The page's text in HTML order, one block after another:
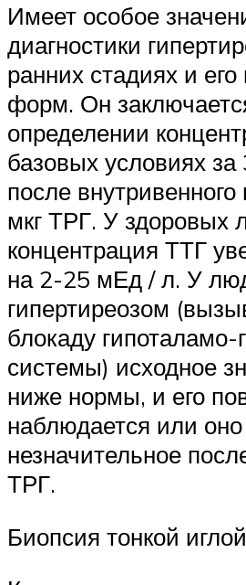
Имеет особое
диагностики
ранних стадиях и
форм. Он
определении
базовых условиях за
после
мкг ТРГ. У здоровых
концентрация ТТГ
на 2-25 мЕд / л. У
гипертиреозом
блокаду
системы) исходное
ниже нормы, и его
наблюдается или оно
незначительное
ТРГ.
Биопсия тонкой